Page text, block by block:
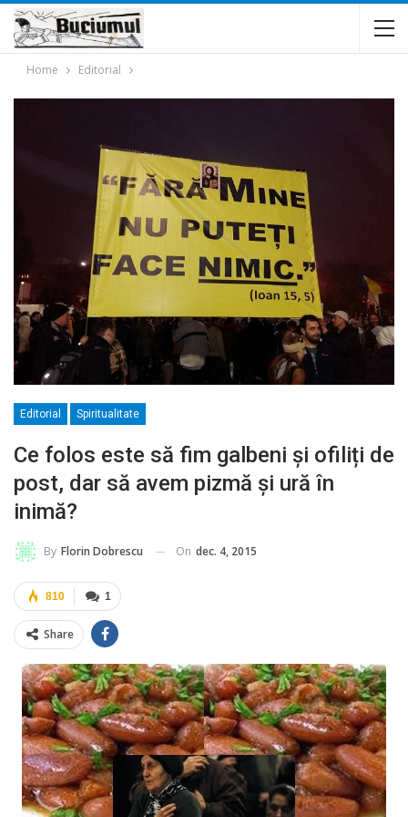
Home Editorial
Editorial Spiritualitate
Ce folos este să fim galbeni și ofiliți de
post, dar să avem pizmă și ură în
inimă?
By Florin Dobrescu On dec. 4, 2015
1
810
Share